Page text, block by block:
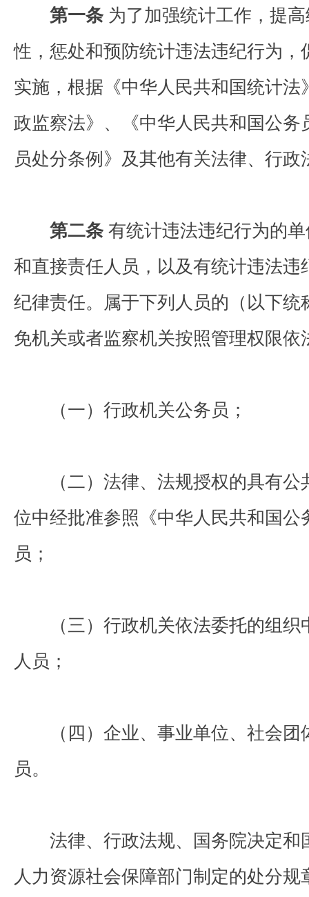
第一条 为了加强统计工作，提
性，惩处和预防统计违法违纪行为
实施，根据《中华人民共和国统计
政监察法》、《中华人民共和国公
员处分条例》及其他有关法律、行
第二条 有统计违法违纪行为的
和直接责任人员，以及有统计违法
纪律责任。属于下列人员的（以下
免机关或者监察机关按照管理权限
（一）行政机关公务员；
（二）法律、法规授权的具有公
位中经批准参照《中华人民共和国公
员；
（三）行政机关依法委托的组织
人员；
（四）企业、事业单位、社会团
员。
法律、行政法规、国务院决定和
人力资源社会保障部门制定的处分